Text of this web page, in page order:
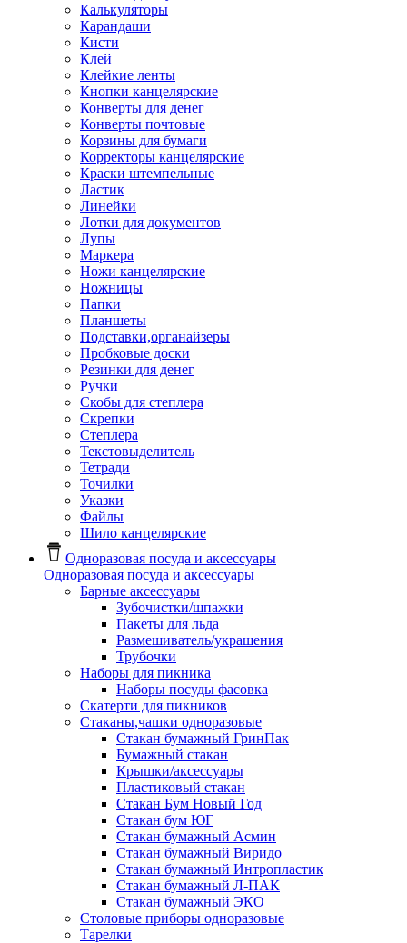
Калькуляторы
Карандаши
Кисти
Клей
Клейкие ленты
Кнопки канцелярские
Конверты для денег
Конверты почтовые
Корзины для бумаги
Корректоры канцелярские
Краски штемпельные
Ластик
Линейки
Лотки для документов
Лупы
Маркера
Ножи канцелярские
Ножницы
Папки
Планшеты
Подставки,органайзеры
Пробковые доски
Резинки для денег
Ручки
Скобы для степлера
Скрепки
Степлера
Текстовыделитель
Тетради
Точилки
Указки
Файлы
Шило канцелярские
Одноразовая посуда и аксессуары
Одноразовая посуда и аксессуары
Барные аксессуары
Зубочистки/шпажки
Пакеты для льда
Размешиватель/украшения
Трубочки
Наборы для пикника
Наборы посуды фасовка
Скатерти для пикников
Стаканы,чашки одноразовые
Cтакан бумажный ГринПак
Бумажный стакан
Крышки/аксессуары
Пластиковый стакан
Стакан Бум Новый Год
Стакан бум ЮГ
Стакан бумажный Асмин
Стакан бумажный Виридо
Стакан бумажный Интропластик
Стакан бумажный Л-ПАК
Стакан бумажный ЭКО
Столовые приборы одноразовые
Тарелки